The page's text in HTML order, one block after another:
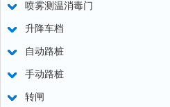
喷雾测温消毒门
升降车档
自动路桩
手动路桩
转闸